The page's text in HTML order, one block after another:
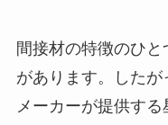
間接材の特徴のひ
があります。した
メーカーが提供す